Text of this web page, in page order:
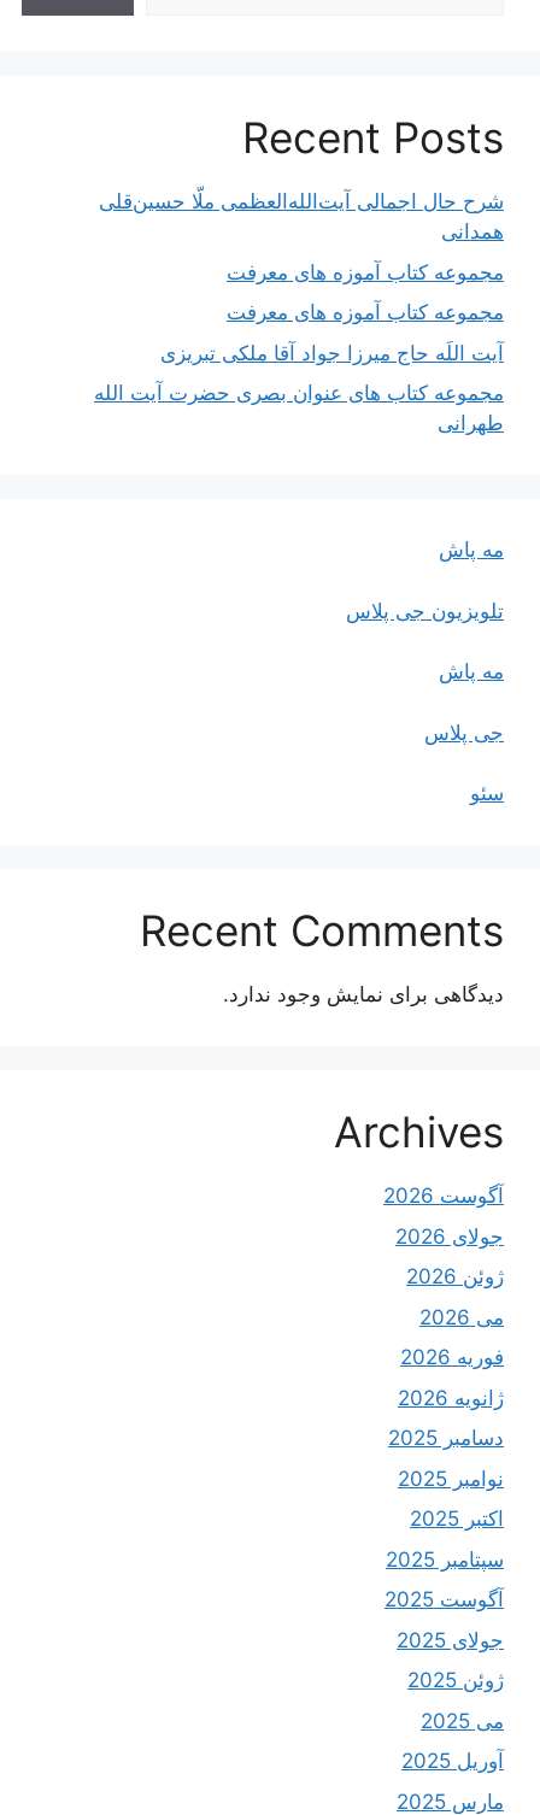
Recent Posts
شرح حال اجمالی آیت‌الله‌العظمی ملّا حسین‌قلی
همدانی
مجموعه کتاب آموزه های معرفت
مجموعه کتاب آموزه های معرفت
آیت اللَه حاج میرزا جواد آقا ملکی تبریزی
مجموعه کتاب های عنوان بصری حضرت آیت الله
طهرانی
مه پاش
تلویزیون جی پلاس
مه پاش
جی پلاس
سئو
Recent Comments
دیدگاهی برای نمایش وجود ندارد.
Archives
آگوست 2026
جولای 2026
ژوئن 2026
می 2026
فوریه 2026
ژانویه 2026
دسامبر 2025
نوامبر 2025
اکتبر 2025
سپتامبر 2025
آگوست 2025
جولای 2025
ژوئن 2025
می 2025
آوریل 2025
مارس 2025